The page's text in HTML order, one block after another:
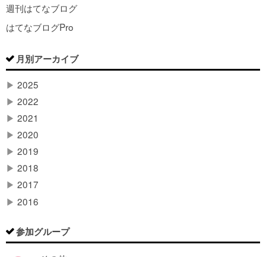
週刊はてなブログ
はてなブログPro
月別アーカイブ
▶ 2025
▶ 2022
▶ 2021
▶ 2020
▶ 2019
▶ 2018
▶ 2017
▶ 2016
参加グループ